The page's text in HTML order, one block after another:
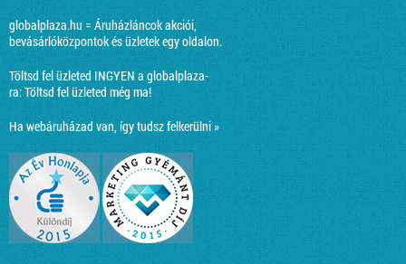
globalplaza.hu = Áruházláncok akciói,
bevásárlóközpontok és üzletek egy oldalon.
Töltsd fel üzleted INGYEN a globalplaza-
ra:Töltsd fel üzleted még ma!
Ha webáruházad van, így tudsz felkerülni »